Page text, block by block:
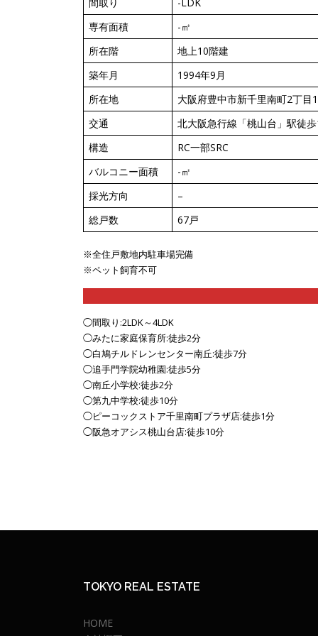
専有面積
-㎡
所在階
地上10階建
築年月
1994年9月
所在地
大阪府豊中市新千里南町2丁目
交通
北大阪急行線「桃山台」駅徒
構造
RC一部SRC
バルコニー面積
-㎡
採光方向
–
総戸数
67戸
※全住戸敷地内駐車場完備
※ペット飼育不可
◯間取り:2LDK～4LDK
◯みたに家庭保育所:徒歩2分
◯白鳩チルドレンセンター南丘:徒歩7分
◯追手門学院幼稚園:徒歩5分
◯南丘小学校:徒歩2分
◯第九中学校:徒歩10分
◯ピーコックストア千里南町プラザ店:徒歩1分
◯阪急オアシス桃山台店:徒歩10分
TOKYO REAL ESTATE
HOME